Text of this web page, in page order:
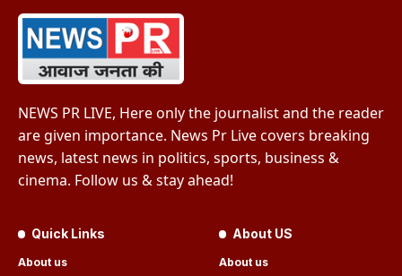
NEWS PR LIVE, Here only the journalist and the reader
are given importance. News Pr Live covers breaking
news, latest news in politics, sports, business &
cinema. Follow us & stay ahead!
Quick Links
About us
About US
About us